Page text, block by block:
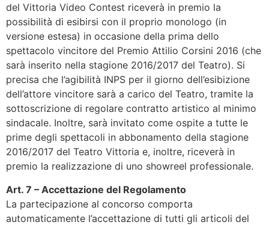
del Vittoria Video Contest riceverà in premio la
possibilità di esibirsi con il proprio monologo (in
versione estesa) in occasione della prima dello
spettacolo vincitore del Premio Attilio Corsini 2016 (che
sarà inserito nella stagione 2016/2017 del Teatro). Si
precisa che l’agibilità INPS per il giorno dell’esibizione
dell’attore vincitore sarà a carico del Teatro, tramite la
sottoscrizione di regolare contratto artistico al minimo
sindacale. Inoltre, sarà invitato come ospite a tutte le
prime degli spettacoli in abbonamento della stagione
2016/2017 del Teatro Vittoria e, inoltre, riceverà in
premio la realizzazione di uno showreel professionale.
Art. 7 – Accettazione del Regolamento
La partecipazione al concorso comporta
automaticamente l’accettazione di tutti gli articoli del